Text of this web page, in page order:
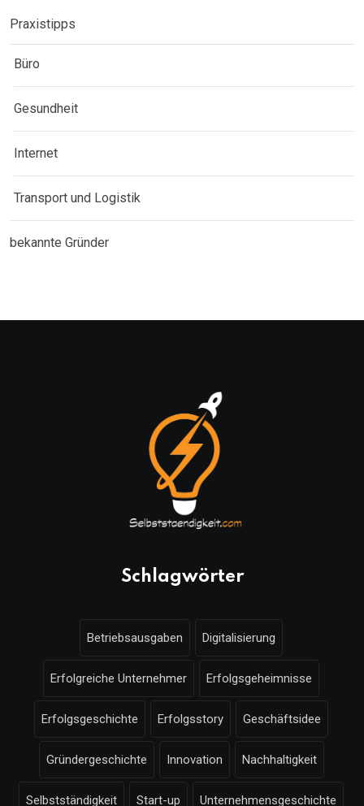
Praxistipps
Büro
Gesundheit
Internet
Transport und Logistik
bekannte Gründer
Schlagwörter
Betriebsausgaben Digitalisierung
Erfolgreiche Unternehmer Erfolgsgeheimnisse
Erfolgsgeschichte Erfolgsstory Geschäftsidee
Gründergeschichte Innovation Nachhaltigkeit
Selbstständigkeit Start-up Unternehmensgeschichte